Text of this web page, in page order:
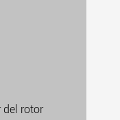
del rotor